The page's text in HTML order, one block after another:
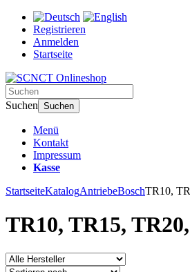
Registrieren
Anmelden
Startseite
Suchen Suchen
Menü
Kontakt
Impressum
Kasse
StartseiteKatalogAntriebeBoschTR10,
TR10, TR15,